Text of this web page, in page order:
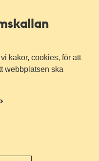
kakor, cookies, för att
webbplatsen ska